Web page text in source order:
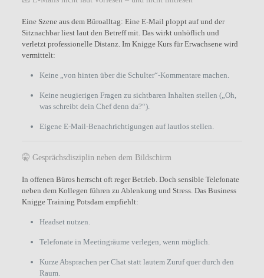
Eine Szene aus dem Büroalltag: Eine E-Mail ploppt auf und der
Sitznachbar liest laut den Betreff mit. Das wirkt unhöflich und
verletzt professionelle Distanz. Im Knigge Kurs für Erwachsene wird
vermittelt:
Keine „von hinten über die Schulter“-Kommentare machen.
Keine neugierigen Fragen zu sichtbaren Inhalten stellen („Oh,
was schreibt dein Chef denn da?“).
Eigene E-Mail-Benachrichtigungen auf lautlos stellen.
🤫 Gesprächsdisziplin neben dem Bildschirm
In offenen Büros herrscht oft reger Betrieb. Doch sensible Telefonate
neben dem Kollegen führen zu Ablenkung und Stress. Das Business
Knigge Training Potsdam empfiehlt:
Headset nutzen.
Telefonate in Meetingräume verlegen, wenn möglich.
Kurze Absprachen per Chat statt lautem Zuruf quer durch den
Raum.